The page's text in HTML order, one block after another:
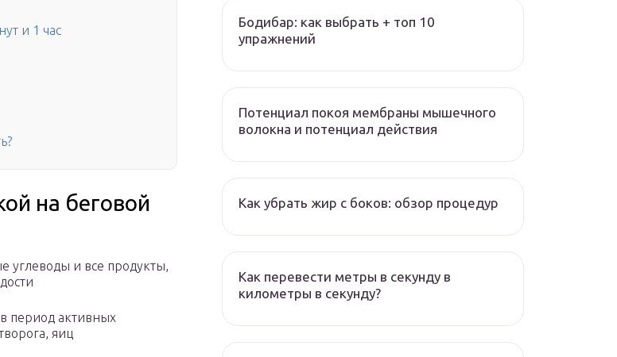
и 1 час
на беговой
углеводы и все продукты,
период активных
яиц
Бодибар: как выбрать + топ 10
упражнений
Потенциал покоя мембраны мышечного
волокна и потенциал действия
Как убрать жир с боков: обзор процедур
Как перевести метры в секунду в
километры в секунду?